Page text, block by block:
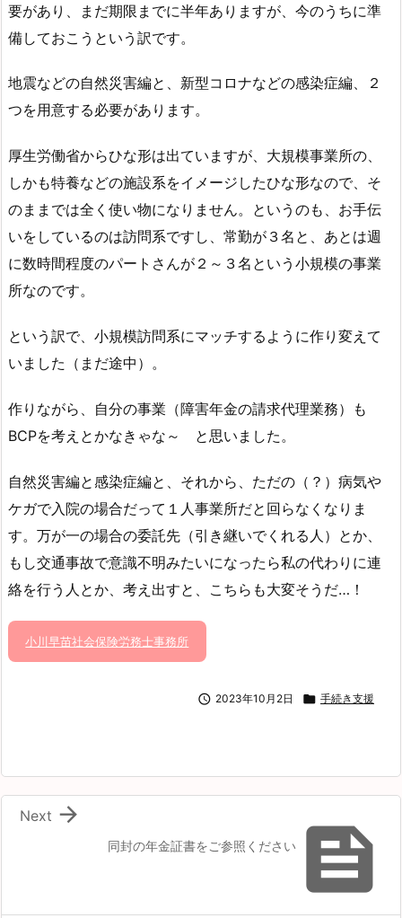
要があり、まだ期限までに半年ありますが、今のうちに準
備しておこうという訳です。
地震などの自然災害編と、新型コロナなどの感染症編、２
つを用意する必要があります。
厚生労働省からひな形は出ていますが、大規模事業所の、
しかも特養などの施設系をイメージしたひな形なので、そ
のままでは全く使い物になりません。というのも、お手伝
いをしているのは訪問系ですし、常勤が３名と、あとは週
に数時間程度のパートさんが２～３名という小規模の事業
所なのです。
という訳で、小規模訪問系にマッチするように作り変えて
いました（まだ途中）。
作りながら、自分の事業（障害年金の請求代理業務）も
BCPを考えとかなきゃな～ と思いました。
自然災害編と感染症編と、それから、ただの（？）病気や
ケガで入院の場合だって１人事業所だと回らなくなりま
す。万が一の場合の委託先（引き継いでくれる人）とか、
もし交通事故で意識不明みたいになったら私の代わりに連
絡を行う人とか、考え出すと、こちらも大変そうだ…！
小川早苗社会保険労務士事務所
 2023年10月2日  手続き支援

同封の年金証書をご参照ください

Next